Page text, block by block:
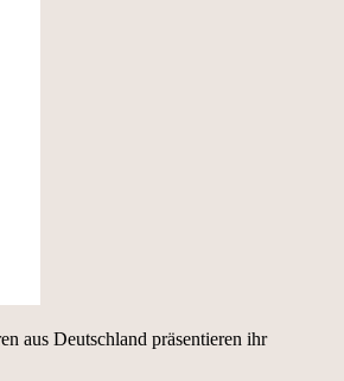
aus Deutschland präsentieren ihr